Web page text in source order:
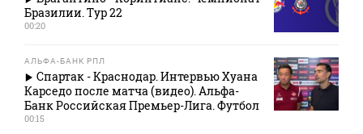
Бразилии. Тур 22
00:20
АЛЬФА-БАНК РПЛ
Спартак - Краснодар. Интервью Хуана
Карседо после матча (видео). Альфа-
Банк Российская Премьер-Лига. Футбол
00:15